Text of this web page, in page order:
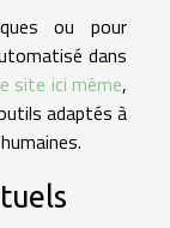
ou pour
dans
site ici même,
adaptés à